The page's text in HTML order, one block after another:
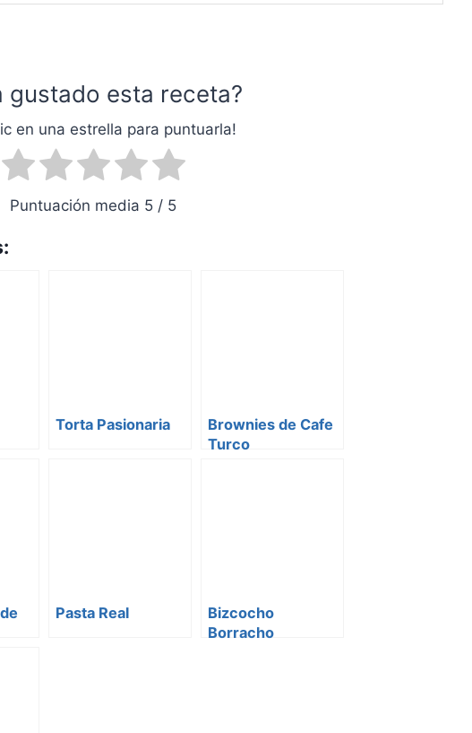
gustado esta receta?
en una estrella para puntuarla!
Puntuación media 5 / 5
Torta Pasionaria
Brownies de Cafe
Turco
Pasta Real
Bizcocho
Borracho